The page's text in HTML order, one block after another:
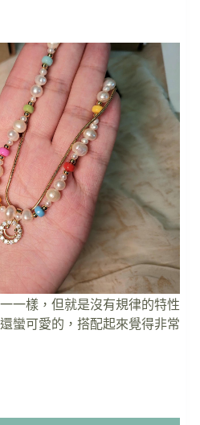
一樣，但就是沒有規律的特性
蠻可愛的，搭配起來覺得非常